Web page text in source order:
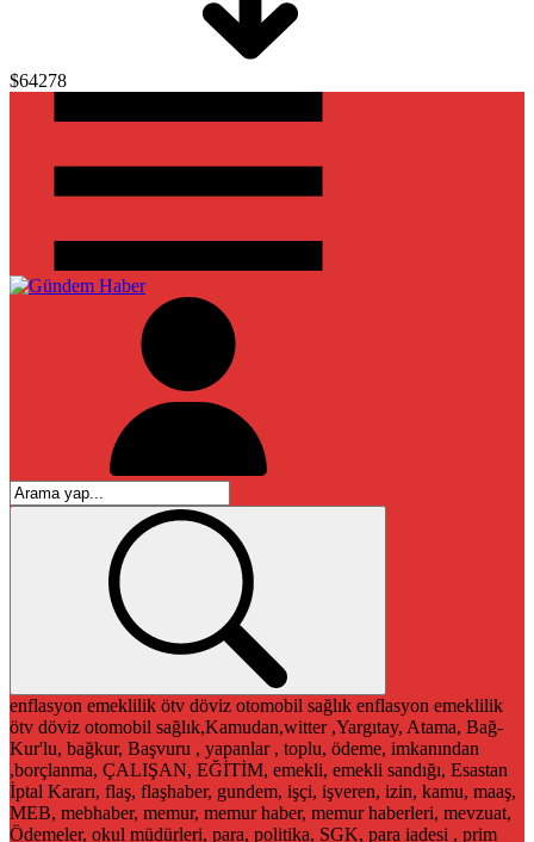
$64278
enflasyon emeklilik ötv döviz otomobil sağlık enflasyon emeklilik
ötv döviz otomobil sağlık,Kamudan,witter ,Yargıtay, Atama, Bağ-
Kur'lu, bağkur, Başvuru , yapanlar , toplu, ödeme, imkanından
,borçlanma, ÇALIŞAN, EĞİTİM, emekli, emekli sandığı, Esastan
İptal Kararı, flaş, flaşhaber, gundem, işçi, işveren, izin, kamu, maaş,
MEB, mebhaber, memur, memur haber, memur haberleri, mevzuat,
Ödemeler, okul müdürleri, para, politika, SGK, para iadesi , prim